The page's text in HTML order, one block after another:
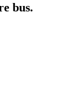
bus.